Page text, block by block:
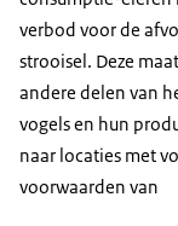
verbod voor de
strooisel. Deze
andere delen van
vogels en hun
naar locaties met
voorwaarden van